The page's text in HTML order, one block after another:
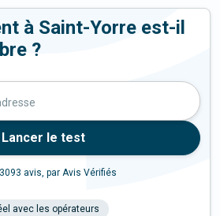
à Saint-Yorre est-il
?
Lancer le test
3093 avis, par Avis Vérifiés
avec les opérateurs